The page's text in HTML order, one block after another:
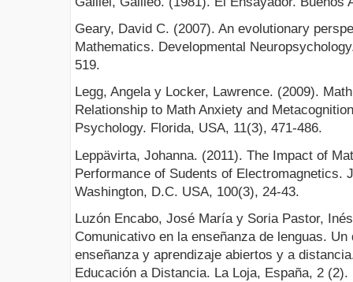
Geary, David C. (2007). An evolutionary
Mathematics. Developmental
519.
Legg, Angela y Locker, Lawrence. (2009).
Relationship to Math Anxiety and
Psychology. Florida, USA, 11(3), 471-486.
Leppävirta, Johanna. (2011). The Impact of
Performance of Sudents of Electromagnetics.
Washington, D.C. USA, 100(3), 24-43.
Luzón Encabo, José María y Soria Pastor,
Comunicativo en la enseñanza de lenguas.
enseñanza y aprendizaje abiertos y a
Educación a Distancia. La Loja, España, 2 (2).